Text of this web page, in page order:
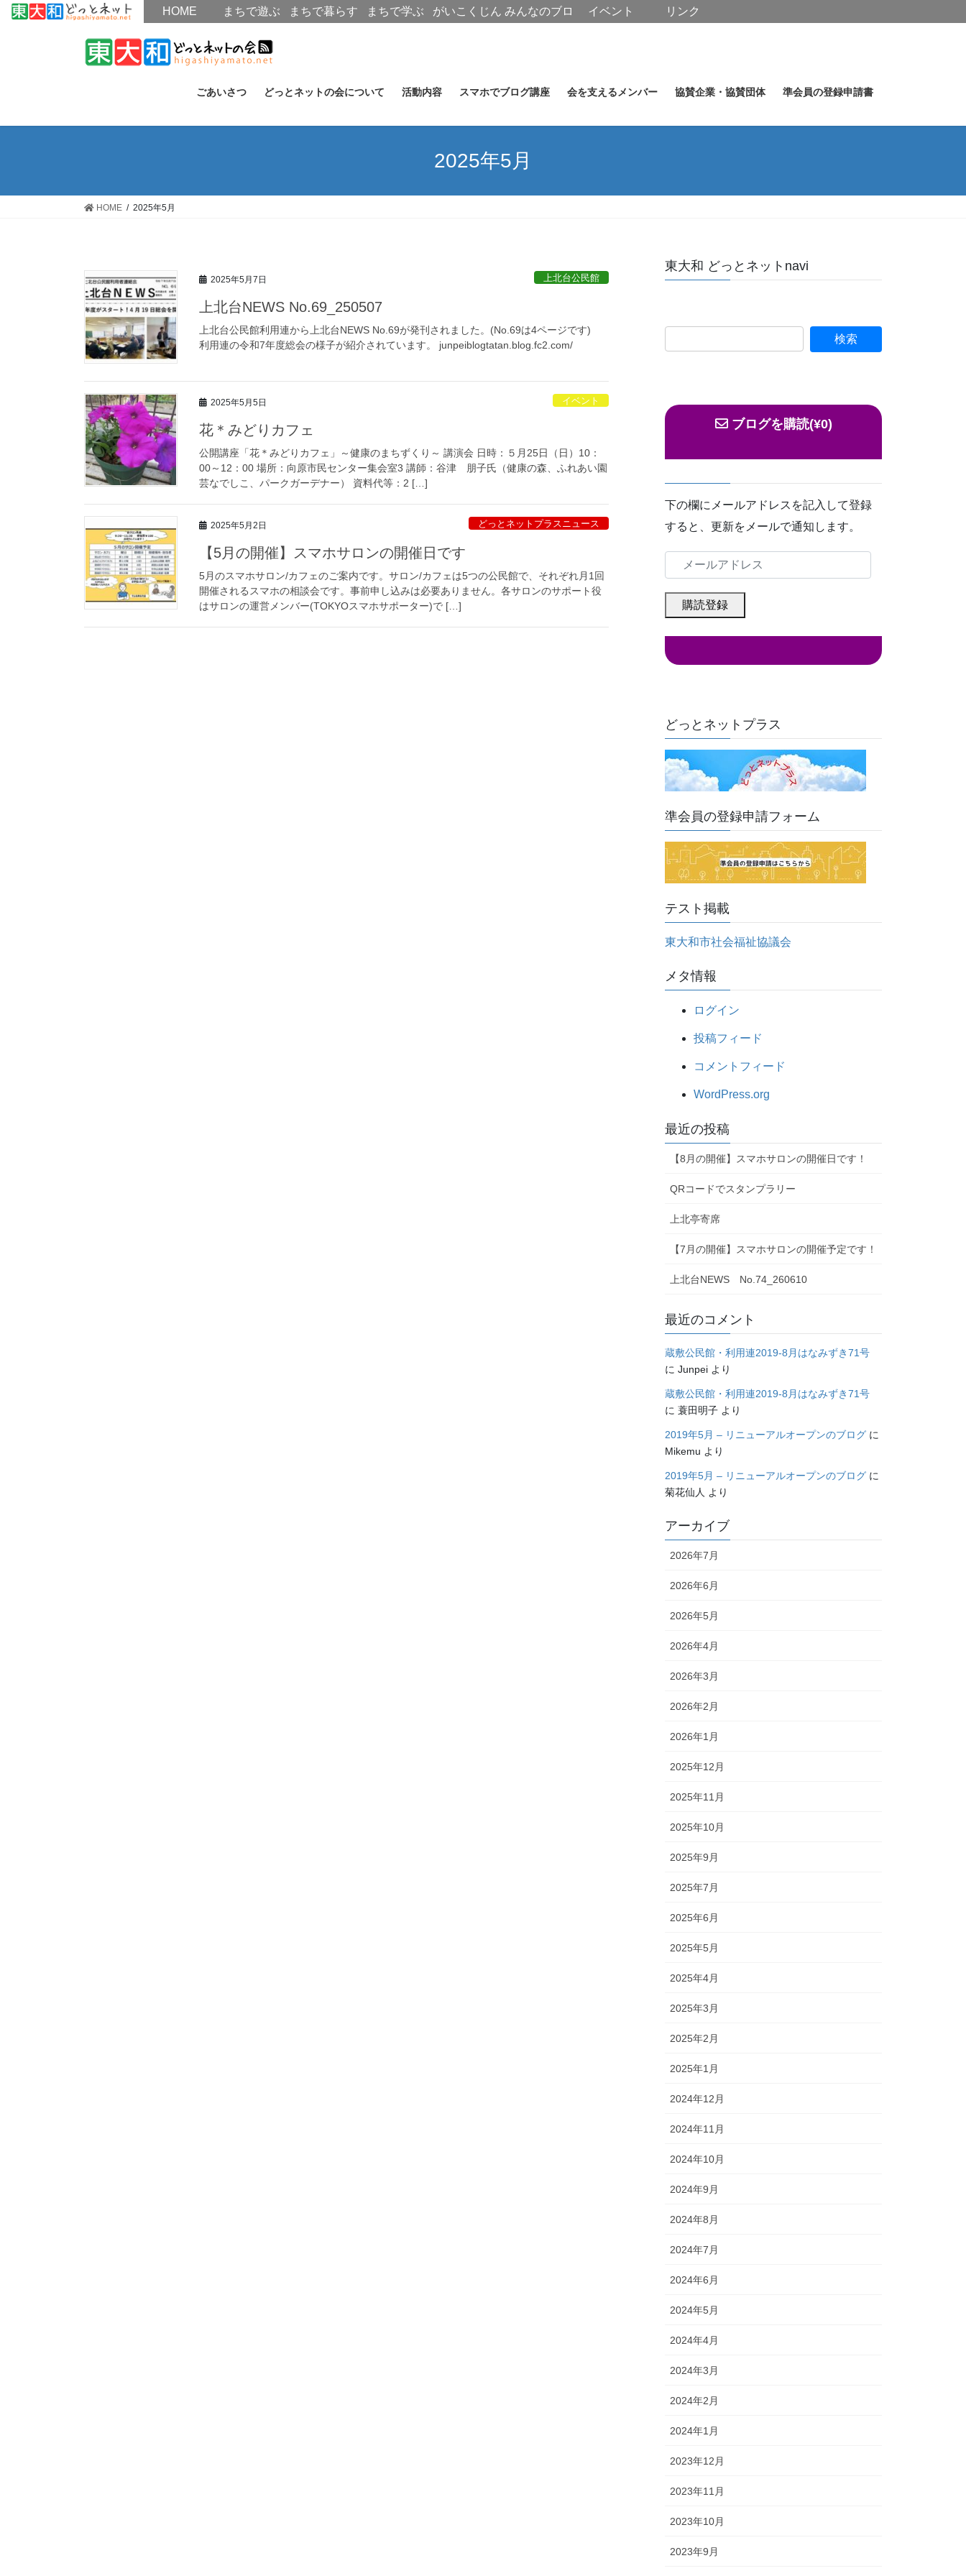
ごあいさつ どっとネットの会について 活動内容 スマホでブログ講座 会を支えるメンバー 協賛企業・協賛団体 準会員の登録申請書
2025年5月
HOME 2025年5月
2025年5月7日 上北台公民館
上北台NEWS No.69_250507
上北台公民館利用連から上北台NEWS No.69が発刊されました。(No.69は4ページです)
利用連の令和7年度総会の様子が紹介されています。 junpeiblogtatan.blog.fc2.com/
2025年5月5日 イベント
花＊みどりカフェ
公開講座「花＊みどりカフェ」～健康のまちずくり～ 講演会 日時：５月25日（日）10：
00～12：00 場所：向原市民センター集会室3 講師：谷津 朋子氏（健康の森、ふれあい園
芸なでしこ、パークガーデナー） 資料代等：2 […]
2025年5月2日 どっとネットプラスニュース
【5月の開催】スマホサロンの開催日です
5月のスマホサロン/カフェのご案内です。サロン/カフェは5つの公民館で、それぞれ月1回
開催されるスマホの相談会です。事前申し込みは必要ありません。各サロンのサポート役
はサロンの運営メンバー(TOKYOスマホサポーター)で […]
東大和 どっとネットnavi
ブログを購読(¥0)
下の欄にメールアドレスを記入して登録
すると、更新をメールで通知します。
ー
レ
購読登録
どっとネットプラス
準会員の登録申請フォーム
テスト掲載
東大和市社会福祉協議会
メタ情報
ログイン
投稿フィード
コメントフィード
WordPress.org
最近の投稿
【8月の開催】スマホサロンの開催日です！
QRコードでスタンプラリー
上北亭寄席
【7月の開催】スマホサロンの開催予定です！
上北台NEWS No.74_260610
最近のコメント
蔵敷公民館・利用連2019-8月はなみずき71号
にJunpei より
蔵敷公民館・利用連2019-8月はなみずき71号
に蓑田明子 より
2019年5月 – リニューアルオープンのブログ に
Mikemu より
2019年5月 – リニューアルオープンのブログ に
菊花仙人 より
アーカイブ
2026年7月
2026年6月
2026年5月
2026年4月
2026年3月
2026年2月
2026年1月
2025年12月
2025年11月
2025年10月
2025年9月
2025年7月
2025年6月
2025年5月
2025年4月
2025年3月
2025年2月
2025年1月
2024年12月
2024年11月
2024年10月
2024年9月
2024年8月
2024年7月
2024年6月
2024年5月
2024年4月
2024年3月
2024年2月
2024年1月
2023年12月
2023年11月
2023年10月
2023年9月
HOMEHOME まちで遊ぶ まちで暮らす まちで学ぶ がいこくじん みんなのブロ
イベント リンク